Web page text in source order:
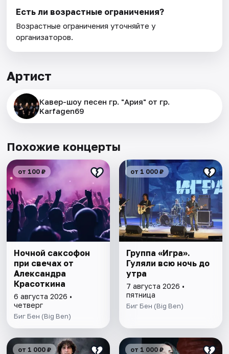
Есть ли возрастные ограничения?
Возрастные ограничения уточняйте у
организаторов.
Артист
Кавер-шоу песен гр. "Ария" от гр.
Karfagen69
Похожие концерты
от 100 ₽
Ночной саксофон
при свечах от
Александра
Красоткина
6 августа 2026 •
четверг
Биг Бен (Big Ben)
от 1 000 ₽
Группа «Игра».
Гуляли всю ночь до
утра
7 августа 2026 •
пятница
Биг Бен (Big Ben)
от 1 000 ₽ от 1 000 ₽